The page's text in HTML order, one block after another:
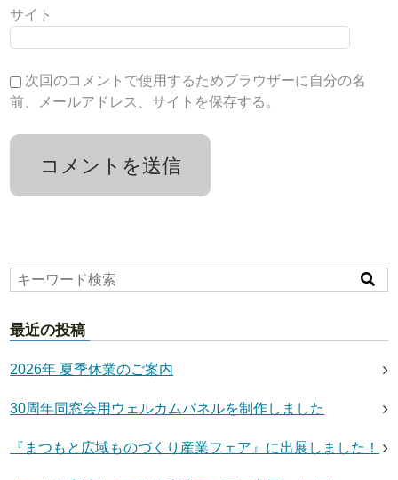
サイト
次回のコメントで使用するためブラウザーに自分の名
前、メールアドレス、サイトを保存する。
最近の投稿
2026年 夏季休業のご案内
30周年同窓会用ウェルカムパネルを制作しました
『まつもと広域ものづくり産業フェア』に出展しました！